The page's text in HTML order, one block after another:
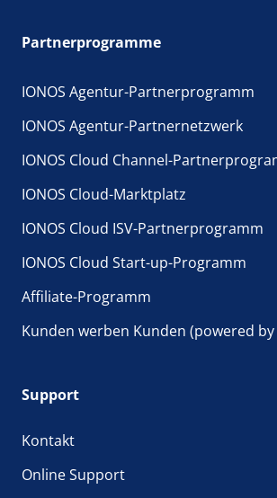
Partnerprogramme
IONOS Agentur-Partnerprogramm
IONOS Agentur-Partnernetzwerk
IONOS Cloud Channel-
IONOS Cloud-Marktplatz
IONOS Cloud ISV-Partnerprogramm
IONOS Cloud Start-up-Programm
Affiliate-Programm
Kunden werben Kunden (powered
Support
Kontakt
Online Support